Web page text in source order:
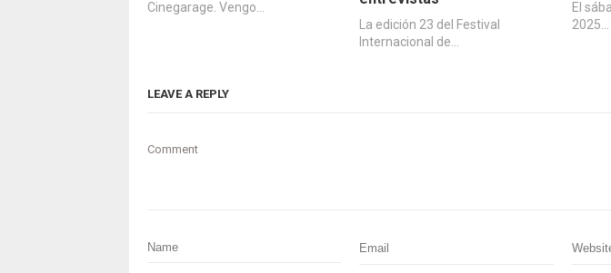
Cinegarage. Vengo…
La edición 23 del Festival
Internacional de…
El
2025…
LEAVE A REPLY
Comment